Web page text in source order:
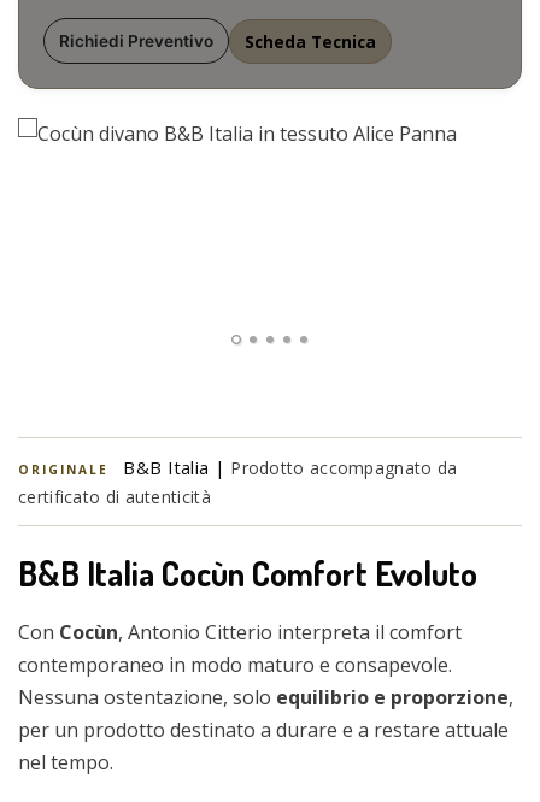
Richiedi Preventivo Scheda Tecnica
ORIGINALE B&B Italia | Prodotto accompagnato da
certificato di autenticità
B&B Italia Cocùn Comfort Evoluto
Con Cocùn, Antonio Citterio interpreta il comfort
contemporaneo in modo maturo e consapevole.
Nessuna ostentazione, solo equilibrio e proporzione,
per un prodotto destinato a durare e a restare attuale
nel tempo.